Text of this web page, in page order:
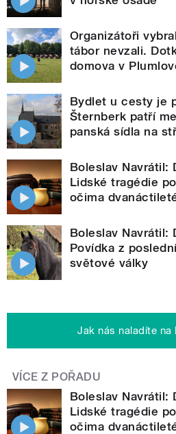
Organizátoři
tábor nevzali.
domova v
Bydlet u cesty je
Šternberk patří
panská sídla na
Boleslav Navrátil:
Lidské tragédie
očima
Boleslav Navrátil:
Povídka z
světové války
Jak nás naladíte na
VÍCE Z POŘADU
Boleslav Navrátil:
Lidské tragédie
očima